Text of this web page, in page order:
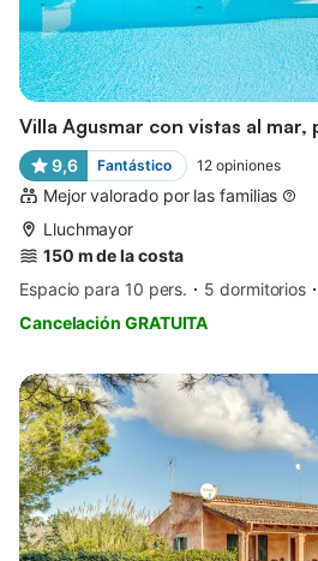
Villa Agusmar con vistas al mar,
9,6 Fantástico 12 opiniones
Mejor valorado por las familias
Lluchmayor
150 m de la costa
Espacio para 10 pers.
5 dormitorios
Cancelación GRATUITA